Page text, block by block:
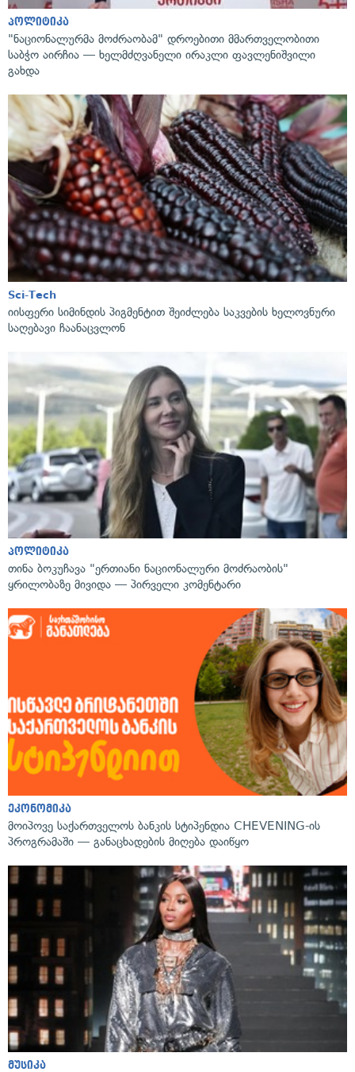
პოლიტიკა
"ნაციონალურმა მოძრაობამ" დროებითი მმართველობითი
საბჭო აირჩია — ხელმძღვანელი ირაკლი ფავლენიშვილი
გახდა
Sci-Tech
იისფერი სიმინდის პიგმენტით შეიძლება საკვების ხელოვნური
საღებავი ჩაანაცვლონ
პოლიტიკა
თინა ბოკუჩავა "ერთიანი ნაციონალური მოძრაობის"
ყრილობაზე მივიდა — პირველი კომენტარი
ეკონომიკა
მოიპოვე საქართველოს ბანკის სტიპენდია CHEVENING-ის
პროგრამაში — განაცხადების მიღება დაიწყო
მუსიკა